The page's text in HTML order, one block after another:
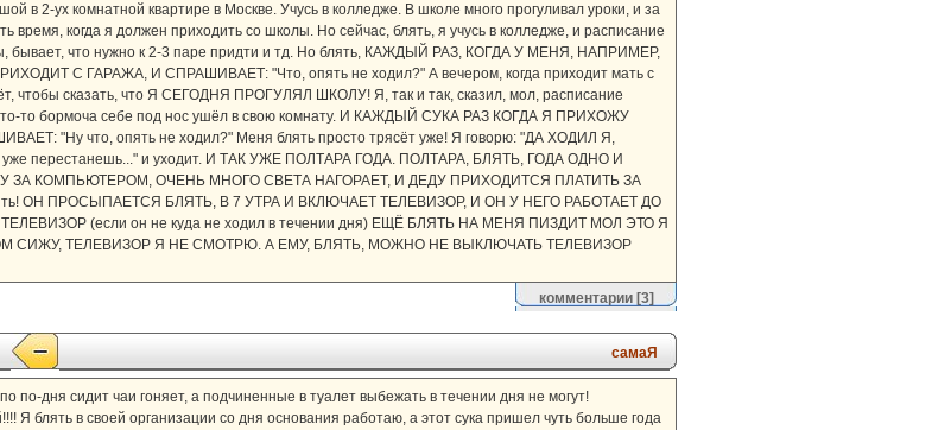
в 2-ух комнатной квартире в Москве. Учусь в колледже. В школе много прогуливал уроки, и за
время, когда я должен приходить со школы. Но сейчас, блять, я учусь в колледже, и расписание
бывает, что нужно к 2-3 паре придти и тд. Но блять, КАЖДЫЙ РАЗ, КОГДА У МЕНЯ, НАПРИМЕР,
С ГАРАЖА, И СПРАШИВАЕТ: "Что, опять не ходил?" А вечером, когда приходит мать с
чтобы сказать, что Я СЕГОДНЯ ПРОГУЛЯЛ ШКОЛУ! Я, так и так, сказил, мол, расписание
что-то бормоча себе под нос ушёл в свою комнату. И КАЖДЫЙ СУКА РАЗ КОГДА Я ПРИХОЖУ
"Ну что, опять не ходил?" Меня блять просто трясёт уже! Я говорю: "ДА ХОДИЛ Я,
уже перестанешь..." и уходит. И ТАК УЖЕ ПОЛТАРА ГОДА. ПОЛТАРА, БЛЯТЬ, ГОДА ОДНО И
ЗА КОМПЬЮТЕРОМ, ОЧЕНЬ МНОГО СВЕТА НАГОРАЕТ, И ДЕДУ ПРИХОДИТСЯ ПЛАТИТЬ ЗА
ОН ПРОСЫПАЕТСЯ БЛЯТЬ, В 7 УТРА И ВКЛЮЧАЕТ ТЕЛЕВИЗОР, И ОН У НЕГО РАБОТАЕТ ДО
(если он не куда не ходил в течении дня) ЕЩЁ БЛЯТЬ НА МЕНЯ ПИЗДИТ МОЛ ЭТО Я
СИЖУ, ТЕЛЕВИЗОР Я НЕ СМОТРЮ. А ЕМУ, БЛЯТЬ, МОЖНО НЕ ВЫКЛЮЧАТЬ ТЕЛЕВИЗОР
комментарии[3]
самаЯ
по-дня сидит чаи гоняет, а подчиненные в туалет выбежать в течении дня не могут!
блять в своей организации со дня основания работаю, а этот сука пришел чуть больше года